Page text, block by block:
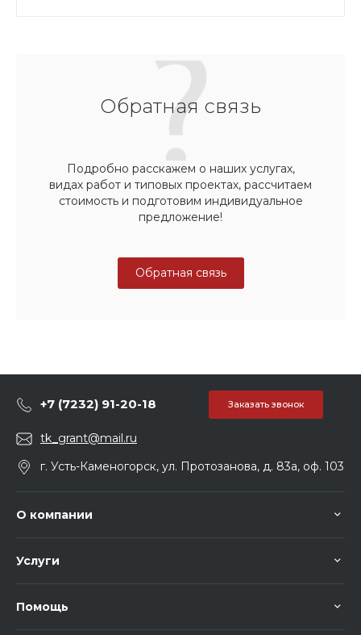
Обратная связь
Подробно расскажем о наших услугах,
видах работ и типовых проектах, рассчитаем
стоимость и подготовим индивидуальное
предложение!
Обратная связь
+7 (7232) 91-20-18 Заказать звонок
tk_grant@mail.ru
г. Усть-Каменогорск, ул. Протозанова, д. 83а, оф. 103
О компании
Услуги
Помощь